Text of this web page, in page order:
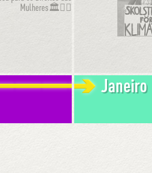
Mulheres🏛✊🏽
Janeiro